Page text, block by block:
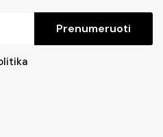
Prenumeruoti